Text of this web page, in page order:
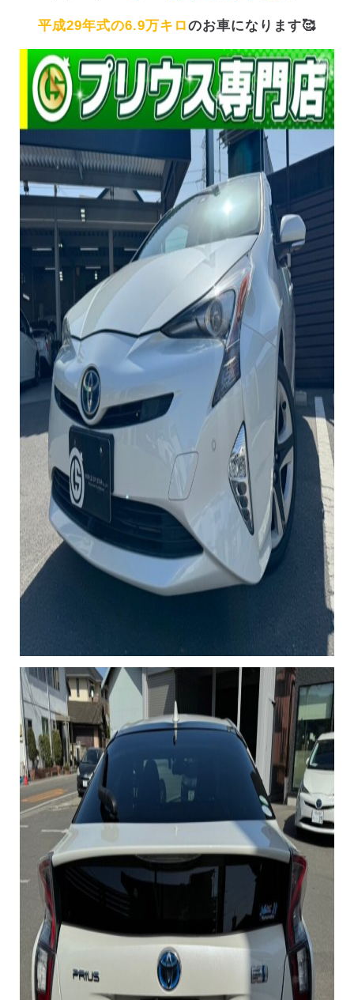
平成29年式の6.9万キロのお車になります🥰